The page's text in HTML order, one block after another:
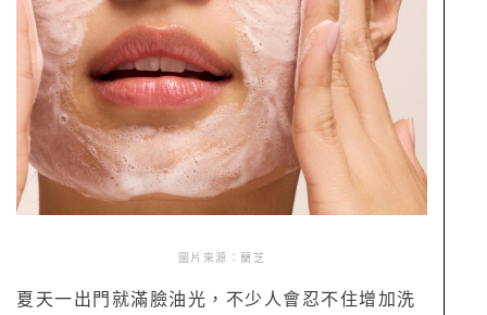
圖片來源：蘭芝
夏天一出門就滿臉油光，不少人會忍不住增加洗